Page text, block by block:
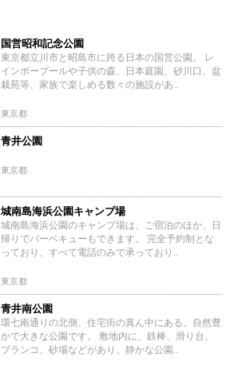
国営昭和記念公園
東京都立川市と昭島市に跨る日本の国営公園。 レ
インボープールや子供の森、日本庭園、砂川口、盆
栽苑等、家族で楽しめる数々の施設があ..
東京都
青井公園
東京都
城南島海浜公園キャンプ場
城南島海浜公園のキャンプ場は、ご宿泊のほか、日
帰りでバーベキューもできます。 完全予約制とな
っており、すべて電話のみで承っており..
東京都
青井南公園
環七南通りの北側、住宅街の真ん中にある、自然豊
かで大きな公園です。 敷地内に、鉄棒、滑り台、
ブランコ、砂場などがあり、静かな公園..